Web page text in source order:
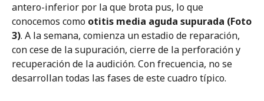
antero-inferior por la que brota pus, lo que
conocemos como otitis media aguda supurada (Foto
3). A la semana, comienza un estadio de reparación,
con cese de la supuración, cierre de la perforación y
recuperación de la audición. Con frecuencia, no se
desarrollan todas las fases de este cuadro típico.